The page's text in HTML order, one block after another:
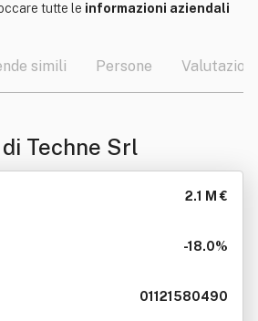
tutte le informazioni aziendali
simili Persone Valutazioni
Techne Srl
2.1 M €
-18.0%
01121580490